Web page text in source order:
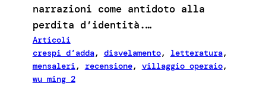
narrazioni come antidoto alla
perdita d’identità.…
Articoli
crespi d’adda, disvelamento, letteratura
mensaleri, recensione, villaggio operaio
wu ming 2